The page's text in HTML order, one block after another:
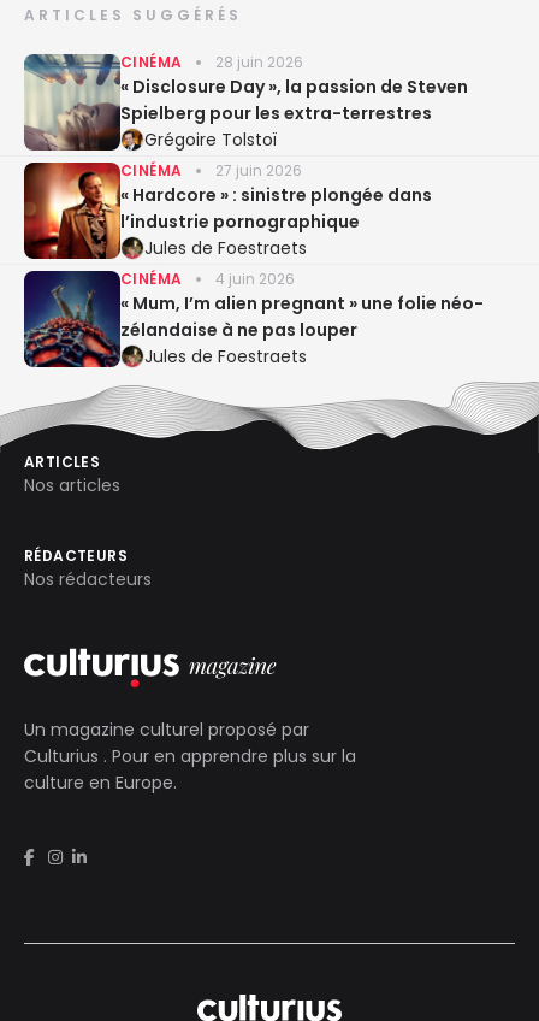
ARTICLES SUGGÉRÉS
CINÉMA 28 juin 2026
« Disclosure Day », la passion de Steven
Spielberg pour les extra-terrestres
Grégoire Tolstoï
CINÉMA 27 juin 2026
« Hardcore » : sinistre plongée dans
l’industrie pornographique
Jules de Foestraets
CINÉMA 4 juin 2026
« Mum, I’m alien pregnant » une folie néo-
zélandaise à ne pas louper
Jules de Foestraets
Un magazine culturel proposé par
Culturius . Pour en apprendre plus sur la
culture en Europe.
ARTICLES
Nos articles
RÉDACTEURS
Nos rédacteurs